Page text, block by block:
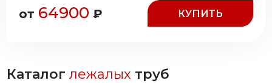
от 64900 ₽ КУПИТЬ
Каталоглежалых труб